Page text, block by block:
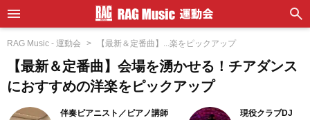
RAG Music - 運動会 【最新＆定番曲】...楽をピックアップ
【最新＆定番曲】会場を湧かせる！チアダンス
におすすめの洋楽をピックアップ
伴奏ピアニスト／ピアノ講師 現役クラブDJ